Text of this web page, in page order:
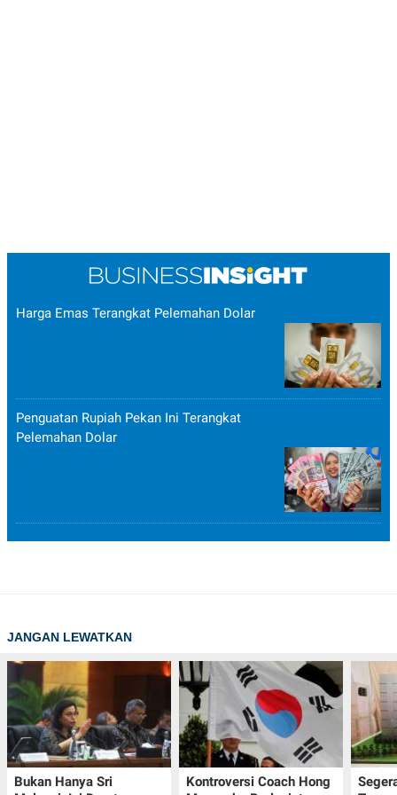
Harga Emas Terangkat Pelemahan Dolar
Penguatan Rupiah Pekan Ini Terangkat
Pelemahan Dolar
JANGAN LEWATKAN
Bukan Hanya Sri
Kontroversi Coach Hong